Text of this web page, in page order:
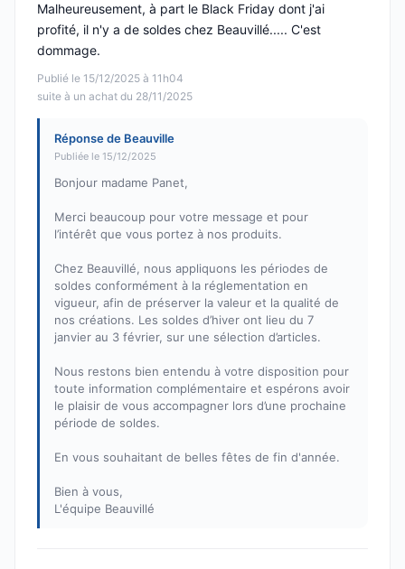
Publié le 15/12/2025 à 11h04
suite à un achat du 28/11/2025
Malheureusement, à part le Black Friday dont j'ai
profité, il n'y a de soldes chez Beauvillé..... C'est
dommage.
Réponse de Beauville
Publiée le 15/12/2025
Bonjour madame Panet,
Merci beaucoup pour votre message et pour
l’intérêt que vous portez à nos produits.
Chez Beauvillé, nous appliquons les périodes de
soldes conformément à la réglementation en
vigueur, afin de préserver la valeur et la qualité de
nos créations. Les soldes d’hiver ont lieu du 7
janvier au 3 février, sur une sélection d’articles.
Nous restons bien entendu à votre disposition pour
toute information complémentaire et espérons avoir
le plaisir de vous accompagner lors d’une prochaine
période de soldes.
En vous souhaitant de belles fêtes de fin d'année.
Bien à vous,
L'équipe Beauvillé